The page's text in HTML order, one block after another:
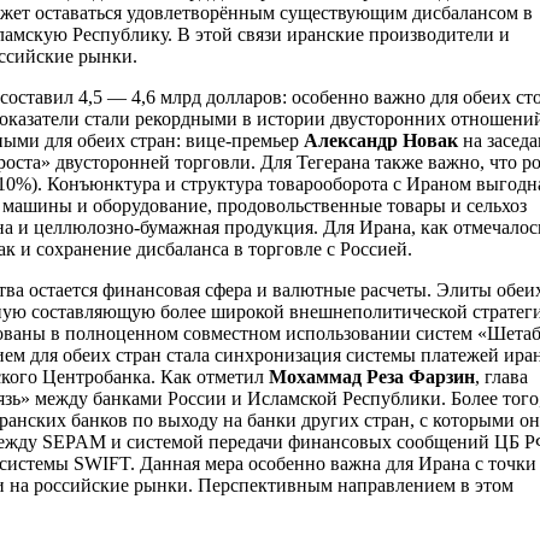
оставаться удовлетворённым существующим дисбалансом в
Республику. В этой связи иранские производители и
рынки.
4,5 — 4,6 млрд долларов: особенно важно для обеих
стали рекордными в истории двусторонних
для обеих стран: вице-премьер Александр Новак на
двусторонней торговли. Для Тегерана также важно, что
Конъюнктура и структура товарооборота с Ираном
и оборудование, продовольственные товары и сельхоз
и целлюлозно-бумажная продукция. Для Ирана, как
и сохранение дисбаланса в торговле с Россией.
остается финансовая сфера и валютные расчеты. Элиты
составляющую более широкой внешнеполитической
в полноценном совместном использовании систем
обеих стран стала синхронизация системы платежей
Центробанка. Как отметил Мохаммад Реза Фарзин, глава
между банками России и Исламской Республики. Более
банков по выходу на банки других стран, с которыми
SEPAM и системой передачи финансовых сообщений ЦБ
SWIFT. Данная мера особенно важна для Ирана с точки
на российские рынки. Перспективным направлением в этом